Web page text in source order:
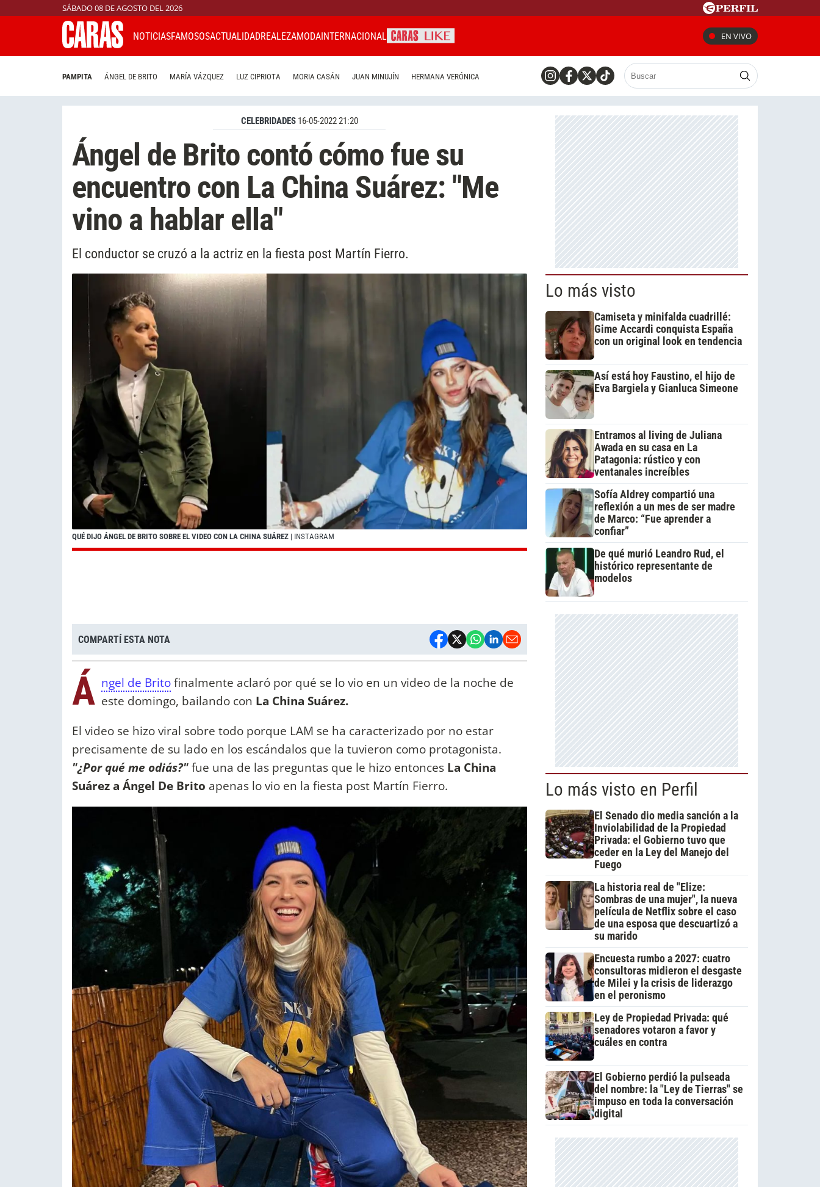
SÁBADO 08 DE AGOSTO DEL 2026
NOTICIASFAMOSOSACTUALIDADREALEZAMODAINTERNACIONAL EN VIVO
PAMPITA ÁNGEL DE BRITO MARÍA VÁZQUEZ LUZ CIPRIOTA MORIA CASÁN JUAN MINUJÍN HERMANA VERÓNICA
CELEBRIDADES 16-05-2022 21:20
Ángel de Brito contó cómo fue su
encuentro con La China Suárez: "Me
vino a hablar ella"
El conductor se cruzó a la actriz en la fiesta post Martín Fierro.
QUÉ DIJO ÁNGEL DE BRITO SOBRE EL VIDEO CON LA CHINA SUÁREZ | INSTAGRAM
COMPARTÍ ESTA NOTA
Á ngel de Britofinalmente aclaró por qué se lo vio en un video de la noche de
este domingo, bailando con La China Suárez.
El video se hizo viral sobre todo porque LAM se ha caracterizado por no estar
precisamente de su lado en los escándalos que la tuvieron como protagonista.
"¿Por qué me odiás?"fue una de las preguntas que le hizo entonces La China
Suárez a Ángel De Brito apenas lo vio en la fiesta post Martín Fierro.
Lo más visto
Camiseta y minifalda cuadrillé:
Gime Accardi conquista España
con un original look en tendencia
Así está hoy Faustino, el hijo de
Eva Bargiela y Gianluca Simeone
Entramos al living de Juliana
Awada en su casa en La
Patagonia: rústico y con
ventanales increíbles
Sofía Aldrey compartió una
reflexión a un mes de ser madre
de Marco: “Fue aprender a
confiar”
De qué murió Leandro Rud, el
histórico representante de
modelos
Lo más visto en Perfil
El Senado dio media sanción a la
Inviolabilidad de la Propiedad
Privada: el Gobierno tuvo que
ceder en la Ley del Manejo del
Fuego
La historia real de "Elize:
Sombras de una mujer", la nueva
película de Netflix sobre el caso
de una esposa que descuartizó a
su marido
Encuesta rumbo a 2027: cuatro
consultoras midieron el desgaste
de Milei y la crisis de liderazgo
en el peronismo
Ley de Propiedad Privada: qué
senadores votaron a favor y
cuáles en contra
El Gobierno perdió la pulseada
del nombre: la "Ley de Tierras" se
impuso en toda la conversación
digital